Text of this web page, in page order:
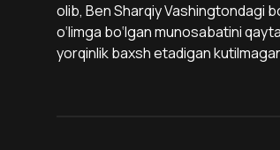
olib, Ben Sharqiy Vashingtondagi
o‘limga bo‘lgan munosabatini
yorqinlik baxsh etadigan